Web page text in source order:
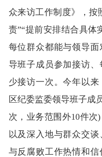
众来访工作制度》，按
责”“提前安排结合具体
每位群众都能与领导
导班子成员参加接访
少接访一次。今年以
区纪委监委领导班子成
次，业务范围外10件
以及深入地与群众交
与反腐败工作热情和